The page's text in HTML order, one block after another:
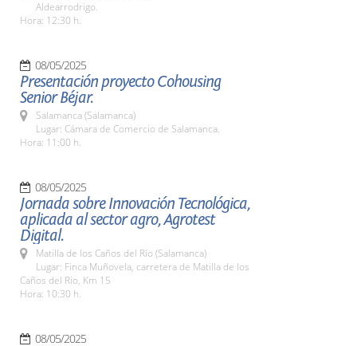
Aldearrodrigo.
Hora: 12:30 h.
08/05/2025
Presentación proyecto Cohousing
Senior Béjar.
Salamanca (Salamanca)
Lugar: Cámara de Comercio de Salamanca.
Hora: 11:00 h.
08/05/2025
Jornada sobre Innovación Tecnológica,
aplicada al sector agro, Agrotest
Digital.
Matilla de los Caños del Río (Salamanca)
Lugar: Finca Muñovela, carretera de Matilla de los
Caños del Rio, Km 15
Hora: 10:30 h.
08/05/2025